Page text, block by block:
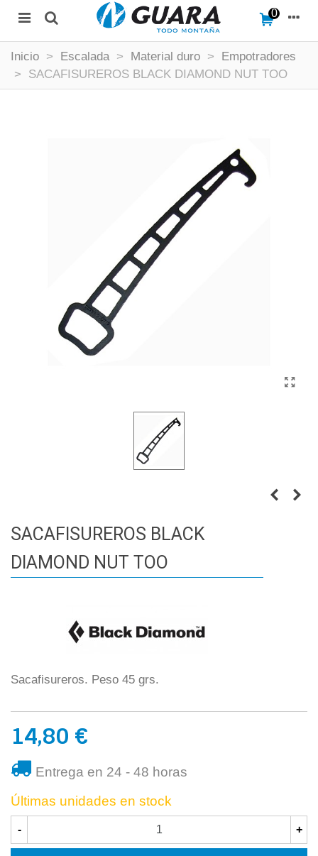
0
Inicio > Escalada > Material duro >
Empotradores
>
SACAFISUREROS BLACK DIAMOND NUT TOO
SACAFISUREROS BLACK
DIAMOND NUT TOO
Sacafisureros. Peso 45 grs.
14,80 €
Entrega en 24 - 48 horas
Últimas unidades en stock
- +